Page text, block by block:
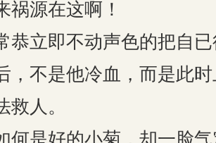
祸源在这啊！
恭立即不动声色的把自
，不是他冷血，而是此
人。